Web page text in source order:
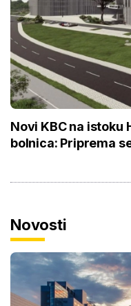
Novi KBC na istoku
bolnica: Priprema
Novosti